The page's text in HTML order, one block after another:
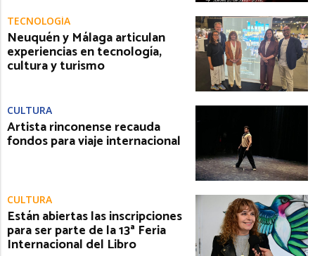
TECNOLOGÍA
Neuquén y Málaga articulan
experiencias en tecnología,
cultura y turismo
CULTURA
Artista rinconense recauda
fondos para viaje internacional
CULTURA
Están abiertas las inscripciones
para ser parte de la 13ª Feria
Internacional del Libro